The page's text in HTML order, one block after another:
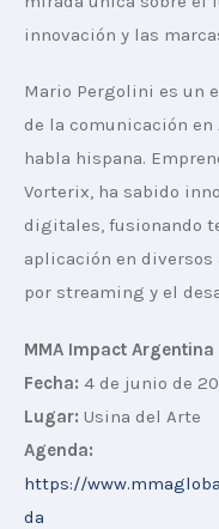
innovación y las
Mario Pergolini es un
de la comunicación
habla hispana.
Vorterix, ha sabido
digitales, fusionando
aplicación en
por streaming y el
MMA Impact
Fecha: 4 de junio de
Lugar: Usina del Arte
Agenda:
https://
da